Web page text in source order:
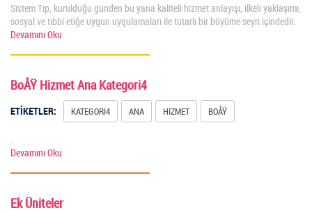
Sistem Tıp, kurulduğu günden bu yana kaliteli hizmet anlayışı, ilkeli yaklaşımı,
sosyal ve tıbbi etiğe uygun uygulamaları ile tutarlı bir büyüme seyri içindedir.
Devamını Oku
BoÅŸ Hizmet Ana Kategori4
ETİKETLER: KATEGORI4 ANA HIZMET BOÅŸ
Devamını Oku
Ek Üniteler